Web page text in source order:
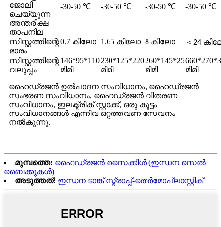
ജോലി
ചെയ്യുന്ന
അന്തരീക്ഷ
താപനില
-30-50 ℃ -30-50 ℃ -30-50 ℃ -30-50 ℃
സിസ്റ്റത്തിന്റെ
ഭാരം
0.7 കിലോ 1.65 കിലോ 8 കിലോ ＜ 24
സിസ്റ്റത്തിന്റെ
വലുപ്പം
146*95*110
മിമി
230*125*220
മിമി
260*145*25
മിമി
മിമി
ഹൈഡ്രജൻ ഉൽപാദന സംവിധാനം, ഹൈഡ്രജൻ
സംഭരണ ​​സംവിധാനം, ഹൈഡ്രജൻ വിതരണ
സംവിധാനം, ഇലക്ട്രിക് സ്റ്റാക്ക്, ഒരു കൂട്ടം
സംവിധാനങ്ങൾ എന്നിവ ഒറ്റത്തവണ സേവനം
നൽകുന്നു.
മുമ്പത്തെ: ഹൈഡ്രജൻ സൈക്കിൾ (ഇന്ധന സെൽ
ബൈക്കുകൾ)
അടുത്തത്: ഇന്ധന ടാങ്ക് സ്ട്രാപ്പ്-തെർമോപ്ലാസ്റ്റിക്